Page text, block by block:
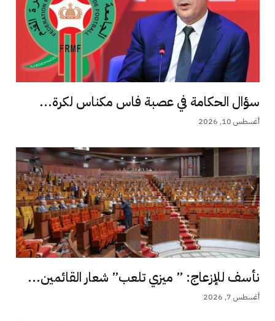
سؤال الحكامة في عصبة فاس مكناس لكرة...
أغسطس 10, 2026
نأسف للإزعاج: ” ميزي تلعب” شعار القائمين...
أغسطس 7, 2026